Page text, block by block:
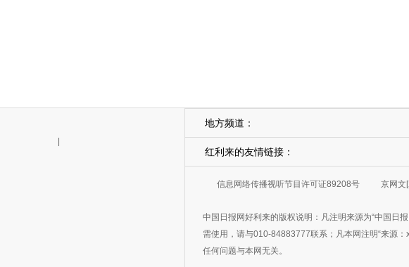
地方频道：
红利来的友情链接：
信息网络传播视听节目许可证89208号 京网文
中国日报网好利来的版权说明：凡注明来源为“中国日
需使用，请与010-84883777联系；凡本网注明“来源
任何问题与本网无关。